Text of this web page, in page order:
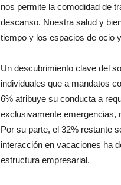
nos permite la comodidad de
descanso. Nuestra salud y
tiempo y los espacios de ocio
Un descubrimiento clave del
individuales que a mandatos
6% atribuye su conducta a
exclusivamente emergencias,
Por su parte, el 32% restante
interacción en vacaciones ha
estructura empresarial.